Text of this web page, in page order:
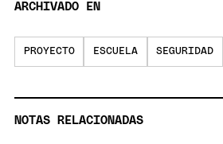
ARCHIVADO EN
PROYECTO ESCUELA SEGURIDAD
NOTAS RELACIONADAS